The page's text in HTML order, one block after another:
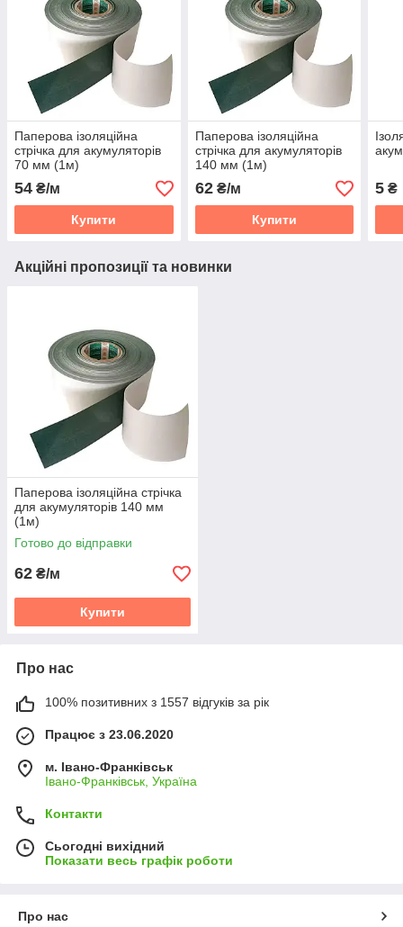
Паперова ізоляційна
стрічка для акумуляторів
70 мм (1м)
54 ₴/м
Купити
Паперова ізоляційна
стрічка для акумуляторів
140 мм (1м)
62₴/м
Купити
5 ₴
Акційні пропозиції та новинки
Паперова ізоляційна стрічка
для акумуляторів 140 мм
(1м)
Готово до відправки
62 ₴/м
Купити
Про нас
100% позитивних з 1557 відгуків за рік
Працює з 23.06.2020
м. Івано-Франківськ
Івано-Франківськ, Україна
Контакти
Сьогодні вихідний
Показати весь графік роботи
Про нас